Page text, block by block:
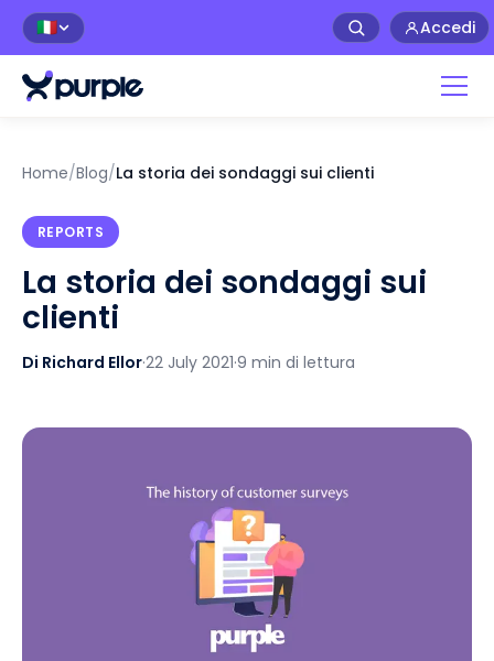
🇮🇹 Accedi
Home/Blog/La storia dei sondaggi sui clienti
REPORTS
La storia dei sondaggi sui
clienti
Di Richard Ellor·22 July 2021·9 min di lettura